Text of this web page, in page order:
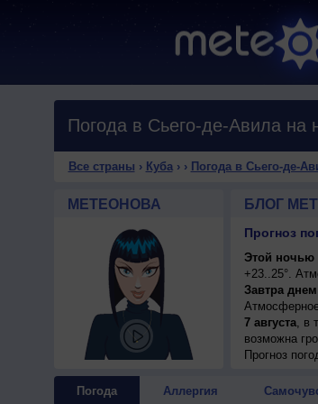
Погода в Сьего-де-Авила на
Все страны › Куба› › Погода в Сьего-де-
МЕТЕОНОВА БЛОГ
Прогноз
Этой ночью
+23..25°.
Завтра днем
7 августа, в
возможна
Прогноз
Погода Аллергия